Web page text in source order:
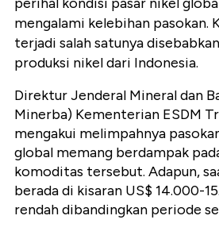
mengalami kelebihan pasokan.
terjadi salah satunya
produksi nikel dari Indonesia.
Direktur Jenderal Mineral dan
Minerba) Kementerian ESDM
mengakui melimpahnya
global memang berdampak
komoditas tersebut. Adapun,
berada di kisaran US$ 14.000-
rendah dibandingkan periode